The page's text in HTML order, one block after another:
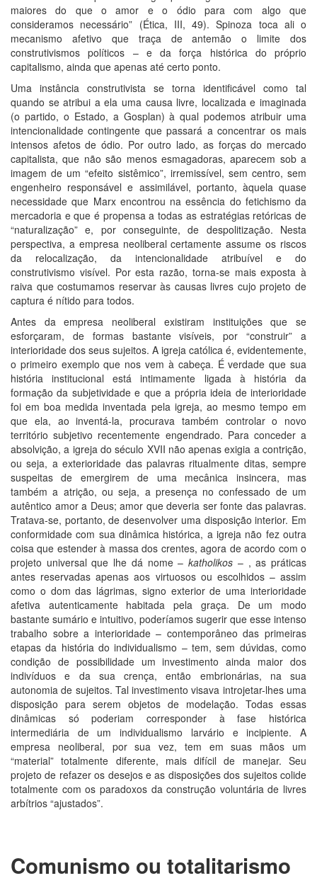
maiores do que o amor e o ódio para com algo que
consideramos necessário” (Ética, III, 49). Spinoza toca ali o
mecanismo afetivo que traça de antemão o limite dos
construtivismos políticos – e da força histórica do próprio
capitalismo, ainda que apenas até certo ponto.
Uma instância construtivista se torna identificável como tal
quando se atribui a ela uma causa livre, localizada e imaginada
(o partido, o Estado, a Gosplan) à qual podemos atribuir uma
intencionalidade contingente que passará a concentrar os mais
intensos afetos de ódio. Por outro lado, as forças do mercado
capitalista, que não são menos esmagadoras, aparecem sob a
imagem de um “efeito sistêmico”, irremissível, sem centro, sem
engenheiro responsável e assimilável, portanto, àquela quase
necessidade que Marx encontrou na essência do fetichismo da
mercadoria e que é propensa a todas as estratégias retóricas de
“naturalização” e, por conseguinte, de despolitização. Nesta
perspectiva, a empresa neoliberal certamente assume os riscos
da relocalização, da intencionalidade atribuível e do
construtivismo visível. Por esta razão, torna-se mais exposta à
raiva que costumamos reservar às causas livres cujo projeto de
captura é nítido para todos.
Antes da empresa neoliberal existiram instituições que se
esforçaram, de formas bastante visíveis, por “construir” a
interioridade dos seus sujeitos. A igreja católica é, evidentemente,
o primeiro exemplo que nos vem à cabeça. É verdade que sua
história institucional está intimamente ligada à história da
formação da subjetividade e que a própria ideia de interioridade
foi em boa medida inventada pela igreja, ao mesmo tempo em
que ela, ao inventá-la, procurava também controlar o novo
território subjetivo recentemente engendrado. Para conceder a
absolvição, a igreja do século XVII não apenas exigia a contrição,
ou seja, a exterioridade das palavras ritualmente ditas, sempre
suspeitas de emergirem de uma mecânica insincera, mas
também a atrição, ou seja, a presença no confessado de um
autêntico amor a Deus; amor que deveria ser fonte das palavras.
Tratava-se, portanto, de desenvolver uma disposição interior. Em
conformidade com sua dinâmica histórica, a igreja não fez outra
coisa que estender à massa dos crentes, agora de acordo com o
projeto universal que lhe dá nome –katholikos – , as práticas
antes reservadas apenas aos virtuosos ou escolhidos – assim
como o dom das lágrimas, signo exterior de uma interioridade
afetiva autenticamente habitada pela graça. De um modo
bastante sumário e intuitivo, poderíamos sugerir que esse intenso
trabalho sobre a interioridade – contemporâneo das primeiras
etapas da história do individualismo – tem, sem dúvidas, como
condição de possibilidade um investimento ainda maior dos
indivíduos e da sua crença, então embrionárias, na sua
autonomia de sujeitos. Tal investimento visava introjetar-lhes uma
disposição para serem objetos de modelação. Todas essas
dinâmicas só poderiam corresponder à fase histórica
intermediária de um individualismo larvário e incipiente. A
empresa neoliberal, por sua vez, tem em suas mãos um
“material” totalmente diferente, mais difícil de manejar. Seu
projeto de refazer os desejos e as disposições dos sujeitos colide
totalmente com os paradoxos da construção voluntária de livres
arbítrios “ajustados”.
Comunismo ou totalitarismo